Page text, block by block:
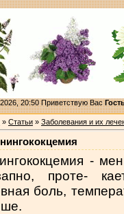
20:50Приветствую Вас
» Статьи» Заболевания и их
-
проте-
боль,